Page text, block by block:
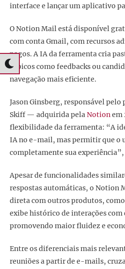
interface e lançar um aplicativo
O Notion Mail está disponível
com conta Gmail, com recursos
pagos. A IA da ferramenta cria
tópicos como feedbacks ou
navegação mais eficiente.
Jason Ginsberg, responsável
Skiff — adquirida pelaNotionem
flexibilidade da ferramenta: “A
IA no e-mail, mas permitir que o
completamente sua experiência”,
Apesar de funcionalidades
respostas automáticas, o Notion
direta com outros produtos,
exibe histórico de interações
promovendo maior fluidez e
Entre os diferenciais mais
reuniões a partir de e-mails,